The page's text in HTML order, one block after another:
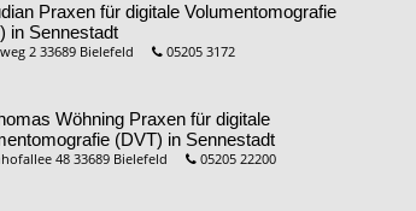
Praxen für digitale Volumentomografie
in Sennestadt
2 33689 Bielefeld 05205 3172
Wöhning Praxen für digitale
(DVT) in Sennestadt
48 33689 Bielefeld 05205 22200